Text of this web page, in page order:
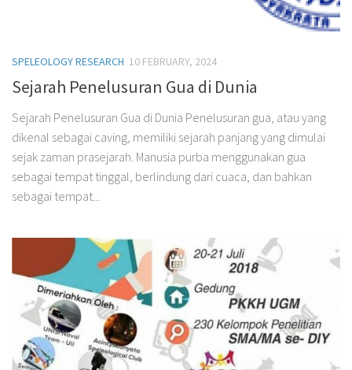
SPELEOLOGY RESEARCH 10 FEBRUARY, 2024
Sejarah Penelusuran Gua di Dunia
Sejarah Penelusuran Gua di Dunia Penelusuran gua, atau yang
dikenal sebagai caving, memiliki sejarah panjang yang dimulai
sejak zaman prasejarah. Manusia purba menggunakan gua
sebagai tempat tinggal, berlindung dari cuaca, dan bahkan
sebagai tempat...